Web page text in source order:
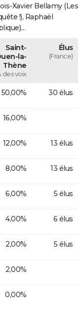
Xavier Bellamy (Les
!), Raphaël
Saint-
la-
Thène
des voix
Élus
(France)
50,00% 30 élus
16,00%
12,00% 13 élus
8,00% 13 élus
6,00% 5 élus
4,00% 6 élus
2,00% 5 élus
2,00%
0,00%